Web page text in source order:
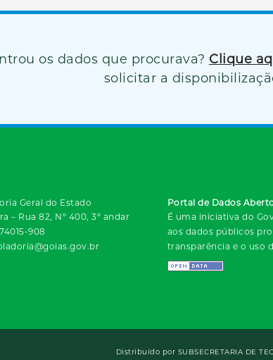
os dados que procurava? Clique
solicitar a
Geral do Estado
– Rua 82, Nº 400, 3º andar
908
Portal de Dados
É uma iniciativa do
aos dados públicos
transparência e o uso
Distribuído por SUBSECRETARIA DE